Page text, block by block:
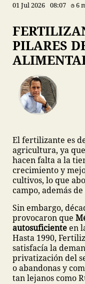
01 Jul 2026 08:07 6
PILARES
El fertilizante es
agricultura, ya
hacen falta a la
crecimiento y
cultivos, lo que
campo, además
Sin embargo,
provocaron que
autosuficiente en
Hasta 1990,
satisfacía la
privatización del
o abandonas y
tan lejanos como